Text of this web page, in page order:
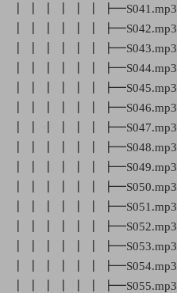
┃ ┃ ┃ ┃ ┃ ┃ ┣━S041.mp3
┃ ┃ ┃ ┃ ┃ ┃ ┣━S042.mp3
┃ ┃ ┃ ┃ ┃ ┃ ┣━S043.mp3
┃ ┃ ┃ ┃ ┃ ┃ ┣━S044.mp3
┃ ┃ ┃ ┃ ┃ ┃ ┣━S045.mp3
┃ ┃ ┃ ┃ ┃ ┃ ┣━S046.mp3
┃ ┃ ┃ ┃ ┃ ┃ ┣━S047.mp3
┃ ┃ ┃ ┃ ┃ ┃ ┣━S048.mp3
┃ ┃ ┃ ┃ ┃ ┃ ┣━S049.mp3
┃ ┃ ┃ ┃ ┃ ┃ ┣━S050.mp3
┃ ┃ ┃ ┃ ┃ ┃ ┣━S051.mp3
┃ ┃ ┃ ┃ ┃ ┃ ┣━S052.mp3
┃ ┃ ┃ ┃ ┃ ┃ ┣━S053.mp3
┃ ┃ ┃ ┃ ┃ ┃ ┣━S054.mp3
┃ ┃ ┃ ┃ ┃ ┃ ┣━S055.mp3